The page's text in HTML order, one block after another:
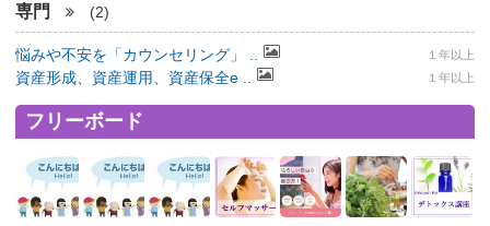
専門 (2)
悩みや不安を「カウンセリング」 .. １年以上
資産形成、資産運用、資産保全e .. １年以上
フリーボード